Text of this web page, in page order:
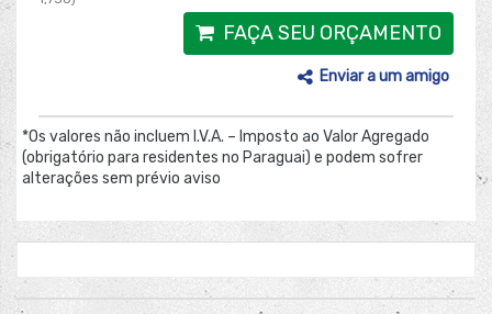
FAÇA SEU ORÇAMENTO
Enviar a um amigo
*Os valores não incluem I.V.A. – Imposto ao Valor Agregado
(obrigatório para residentes no Paraguai) e podem sofrer
alterações sem prévio aviso